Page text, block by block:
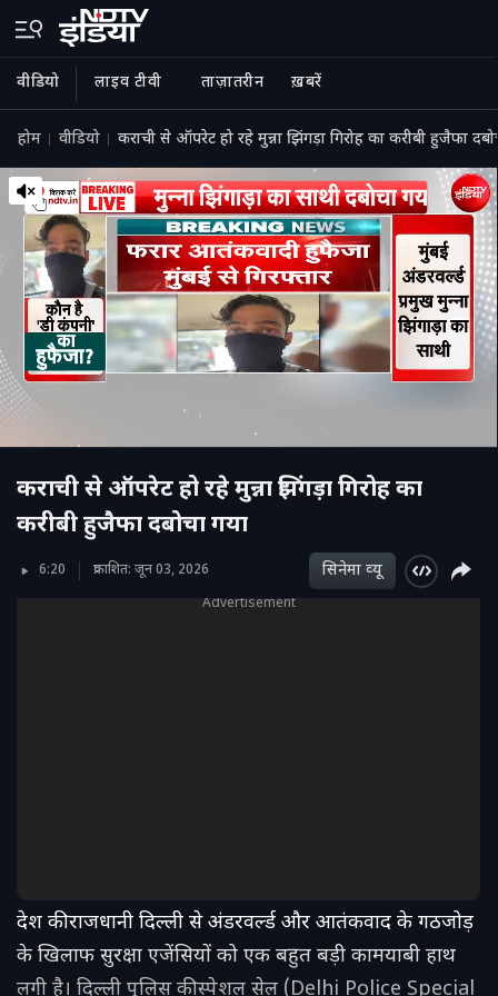
वीडियो लाइव टीवी ताज़ातरीन ख़बरें
होम वीडियो कराची से ऑपरेट हो रहे मुन्ना झिंगड़ा गिरोह का करीबी हुजैफा
कराची से ऑपरेट हो रहे मुन्ना झिंगड़ा गिरोह का
करीबी हुजैफा दबोचा गया
6:20 प्रकाशित: जून 03, 2026 सिनेमा व्‍यू
Advertisement
देश की राजधानी दिल्ली से अंडरवर्ल्ड और आतंकवाद के गठजोड़
के खिलाफ सुरक्षा एजेंसियों को एक बहुत बड़ी कामयाबी हाथ
लगी है। दिल्ली पुलिस की स्पेशल सेल (Delhi Police Special